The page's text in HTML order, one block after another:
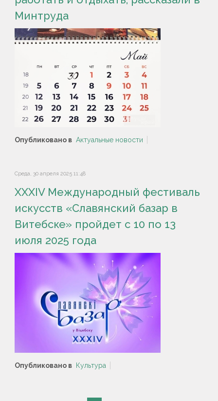
Минтруда
Опубликовано в Актуальные новости
Среда, 30 апреля 2025 11:48
XXXIV Международный фестиваль
искусств «Славянский базар в
Витебске» пройдет с 10 по 13
июля 2025 года
Опубликовано в Культура